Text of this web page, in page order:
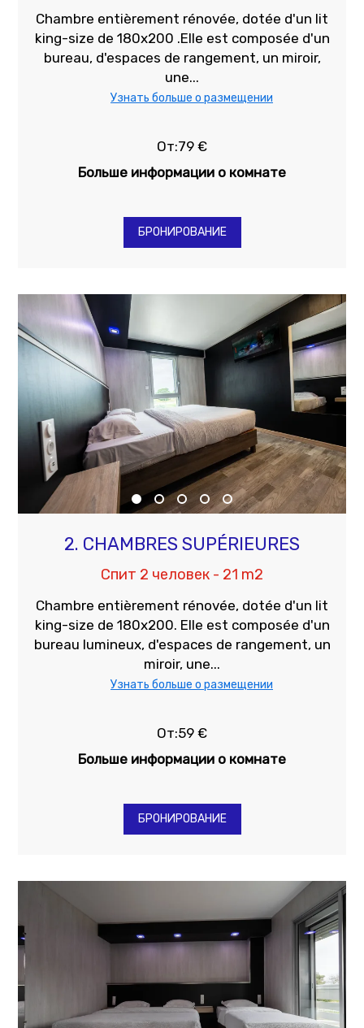
Chambre entièrement rénovée, dotée d'un lit
king-size de 180x200 .Elle est composée d'un
bureau, d'espaces de rangement, un miroir,
une...
Узнать больше о размещении
От:79 €
Больше информации о комнате
БРОНИРОВАНИЕ
2. CHAMBRES SUPÉRIEURES
Спит 2 человек - 21 m2
Chambre entièrement rénovée, dotée d'un lit
king-size de 180x200. Elle est composée d'un
bureau lumineux, d'espaces de rangement, un
miroir, une...
Узнать больше о размещении
От:59 €
Больше информации о комнате
БРОНИРОВАНИЕ